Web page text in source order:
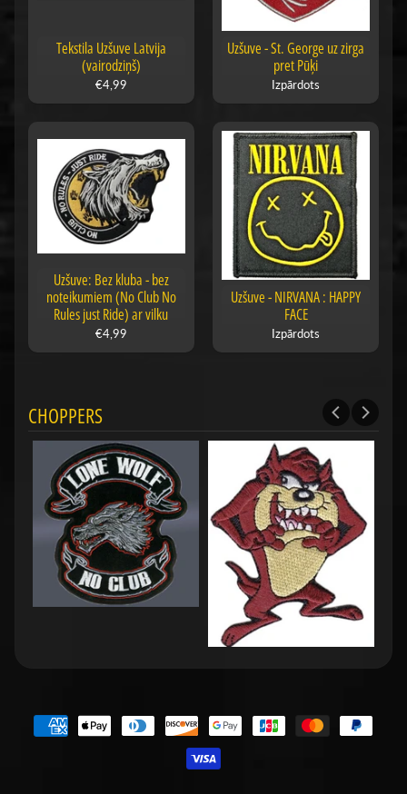
Tekstila Uzšuve Latvija
(vairodziņš)
€4,99
Uzšuve - St. George uz zirga
pret Pūķi
Izpārdots
Uzšuve: Bez kluba - bez
noteikumiem (No Club No
Rules just Ride) ar vilku
€4,99
Uzšuve - NIRVANA : HAPPY
FACE
Izpārdots
CHOPPERS